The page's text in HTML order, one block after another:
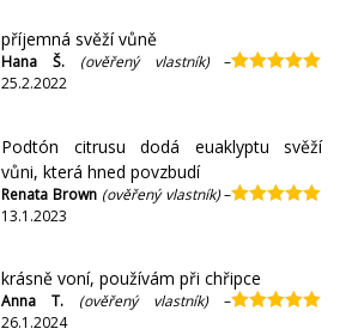
příjemná svěží vůně
Hana Š. (ověřený vlastník)
–
25.2.2022
Podtón citrusu dodá euaklyptu svěží
vůni, která hned povzbudí
Renata Brown (ověřený vlastník) –
13.1.2023
krásně voní, používám při chřipce
Anna T. (ověřený vlastník)
–
26.1.2024